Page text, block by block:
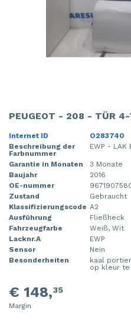
PEUGEOT - 208 - TÜR
Internet ID
O283740
Beschreibung der
Farbnummer
EWP - LAK
Garantie in Monaten
3 Monate
Baujahr
2016
OE-nummer
Zustand
Gebraucht
Klassifizierungscode A2
Ausführung
Fließheck
Fahrzeugfarbe
Weiß, Wit
Lacknr.A
EWP
Sensor
Nein
Besonderheiten
kaal
op kleur te
€ 148,35
Margin